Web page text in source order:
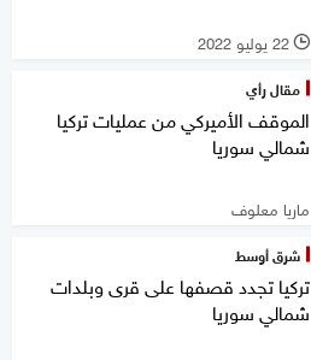
l 22 يوليو 2022
مقال رأي
الموقف الأميركي من عمليات تركيا
شمالي سوريا
ماريا معلوف
شرق أوسط
تركيا تجدد قصفها على قرى وبلدات
شمالي سوريا